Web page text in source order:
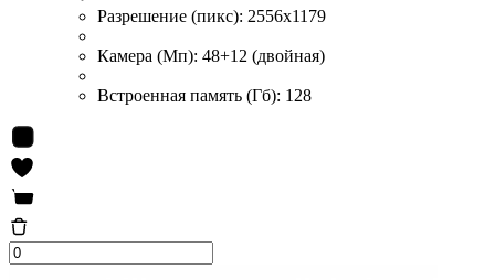
Разрешение (пикс): 2556x1179
Камера (Мп): 48+12 (двойная)
Встроенная память (Гб): 128